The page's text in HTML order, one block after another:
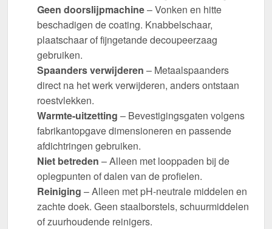
Geen doorslijpmachine– Vonken en hitte
beschadigen de coating. Knabbelschaar,
plaatschaar of fijngetande decoupeerzaag
gebruiken.
Spaanders verwijderen – Metaalspaanders
direct na het werk verwijderen, anders ontstaan
roestvlekken.
Warmte-uitzetting – Bevestigingsgaten volgens
fabrikantopgave dimensioneren en passende
afdichtringen gebruiken.
Niet betreden – Alleen met looppaden bij de
oplegpunten of dalen van de profielen.
Reiniging – Alleen met pH-neutrale middelen en
zachte doek. Geen staalborstels, schuurmiddelen
of zuurhoudende reinigers.